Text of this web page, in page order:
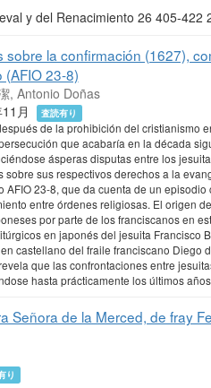
y del Renacimiento 26 405-422
la confirmación (1627),
23-8)
, Antonio Doñas
月
査読有り
de la prohibición del cristianismo
que acabaría en la década
ásperas disputas entre los
sus respectivos derechos a la
23-8, que da cuenta de un
entre órdenes religiosas. El origen
por parte de los franciscanos en
en japonés del jesuita Francisco
castellano del fraile franciscano Diego
que las confrontaciones entre
hasta prácticamente los últimos
Señora de la Merced, de fray
り